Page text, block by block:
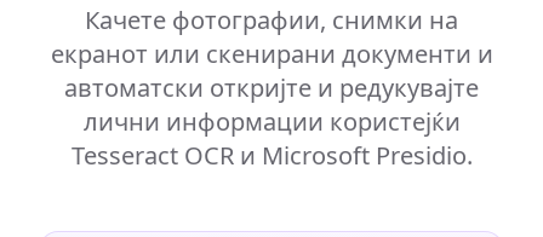
Качете фотографии, снимки на
екранот или скенирани документи и
автоматски откријте и редукувајте
лични информации користејќи
Tesseract OCR и Microsoft Presidio.